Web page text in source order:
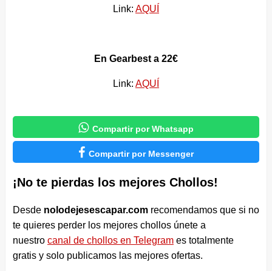
Link: AQUÍ
En Gearbest a 22€
Link: AQUÍ
 Compartir por Whatsapp
 Compartir por Messenger
¡No te pierdas los mejores Chollos!
Desde nolodejesescapar.comrecomendamos que si no
te quieres perder los mejores chollos únete a
nuestro canal de chollos en Telegrames totalmente
gratis y solo publicamos las mejores ofertas.